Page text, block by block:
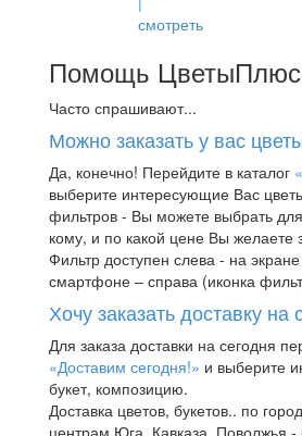
Помощь ЦветыПлюс
Часто спрашивают...
Можно заказать у вас
Да, конечно! Перейдите в каталог
выберите интересующие Вас
фильтров - Вы можете выбрать
кому, и по какой цене Вы желаете
Фильтр доступен слева - на
смартфоне – справа (иконка
Хочу заказать доставку на
Для заказа доставки на сегодня
«Доставим сегодня!» и выберите
букет, композицию.
Доставка цветов, букетов.. по
центрам Юга, Кавказа, Поволжья -